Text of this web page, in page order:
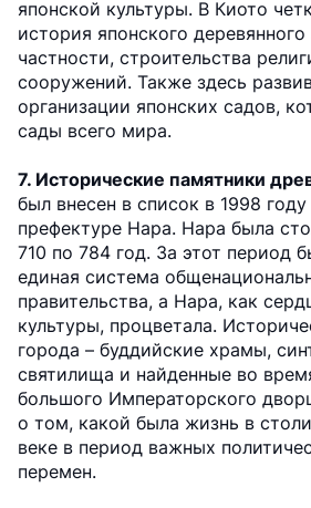
японской культуры. В Киото
история японского деревянного
частности, строительства
сооружений. Также здесь
организации японских садов,
сады всего мира.
7. Исторические памятники
был внесен в список в 1998
префектуре Нара. Нара была
710 по 784 год. За этот период
единая система
правительства, а Нара, как
культуры, процветала.
города – буддийские храмы,
святилища и найденные во
большого Императорского
о том, какой была жизнь в
веке в период важных
перемен.